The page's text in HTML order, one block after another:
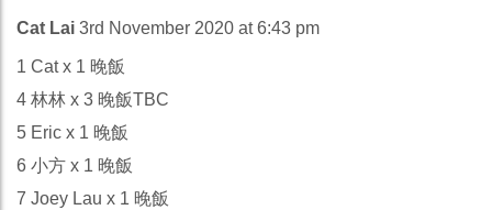
Cat Lai 3rd November 2020 at 6:43 pm
1 Cat x 1 晚飯
4 林林 x 3 晚飯TBC
5 Eric x 1 晚飯
6 小方 x 1 晚飯
7 Joey Lau x 1 晚飯